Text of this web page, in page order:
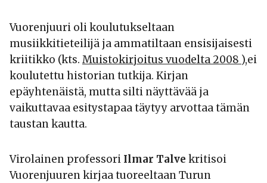
Vuorenjuuri oli koulutukseltaan
musiikkitieteilijä ja ammatiltaan ensisijaisesti
kriitikko (kts. Muistokirjoitus vuodelta 2008 ),ei
koulutettu historian tutkija. Kirjan
epäyhtenäistä, mutta silti näyttävää ja
vaikuttavaa esitystapaa täytyy arvottaa tämän
taustan kautta.
Virolainen professori Ilmar Talve kritisoi
Vuorenjuuren kirjaa tuoreeltaan Turun